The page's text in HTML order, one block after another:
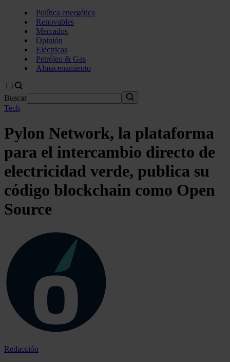
Política energética
Renovables
Mercados
Opinión
Eléctricas
Petróleo & Gas
Almacenamiento
Buscar
Tech
Pylon Network, la plataforma
para el intercambio directo de
electricidad verde, publica su
código blockchain como Open
Source
Redacción